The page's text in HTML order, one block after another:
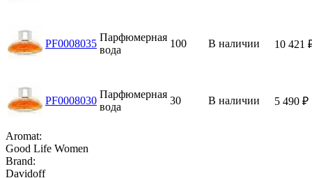
PF0008035
Парфюмерная
вода
100 В наличии 10 421
PF0008030
Парфюмерная
вода
30 В наличии 5 490 ₽
Aromat:
Good Life Women
Brand:
Davidoff